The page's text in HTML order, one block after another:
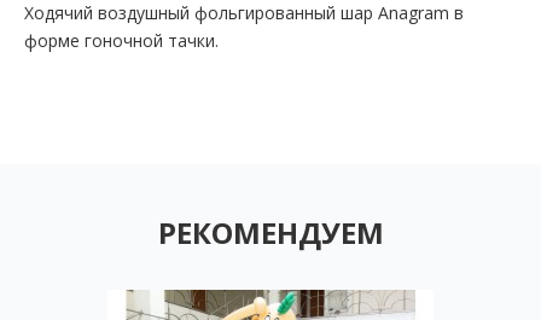
Ходячий воздушный фольгированный шар Anagram в
форме гоночной тачки.
РЕКОМЕНДУЕМ